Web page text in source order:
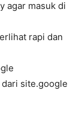
agar masuk di
rapi dan
dari site.google